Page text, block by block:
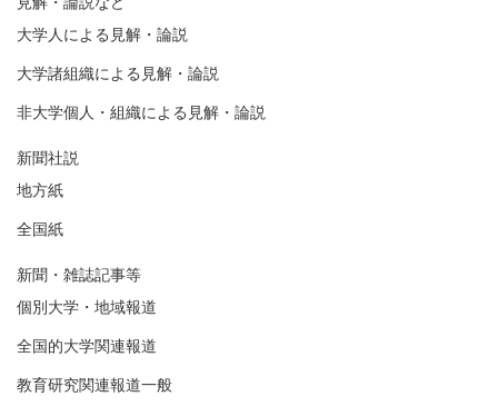
大学人による見解・論説
大学諸組織による見解・論説
非大学個人・組織による見解・論説
新聞社説
地方紙
全国紙
新聞・雑誌記事等
個別大学・地域報道
全国的大学関連報道
教育研究関連報道一般